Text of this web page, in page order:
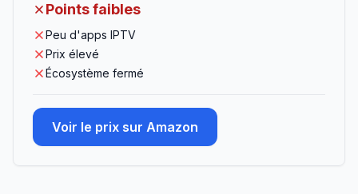
Points faibles
Peu d'apps IPTV
Prix élevé
Écosystème fermé
Voir le prix sur Amazon